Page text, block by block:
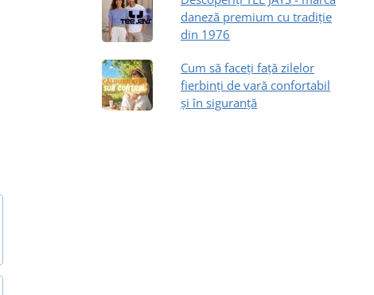
daneză premium cu tradiție
din 1976
Cum să faceți față zilelor
fierbinți de vară confortabil
și în siguranță